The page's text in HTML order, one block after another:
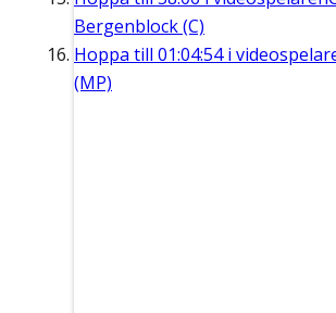
Bergenblock (C)
Hoppa till 01:04:54i
(MP)